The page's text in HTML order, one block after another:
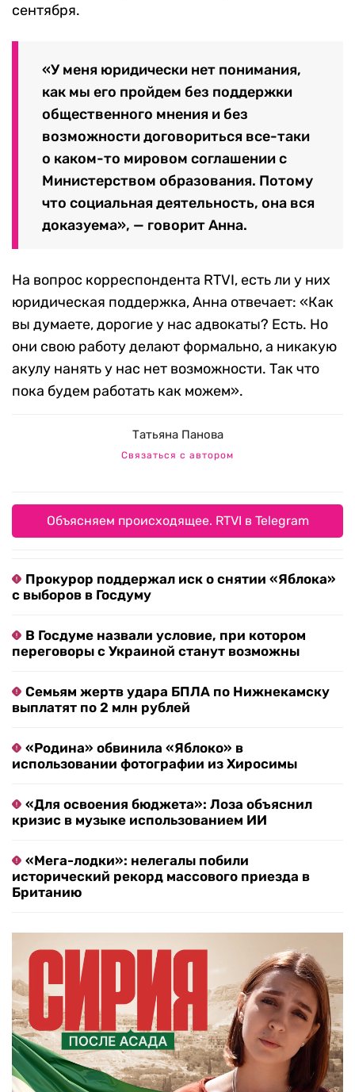
сентября.
«У меня юридически нет понимания,
как мы его пройдем без поддержки
общественного мнения и без
возможности договориться все-таки
о каком-то мировом соглашении с
Министерством образования. Потому
что социальная деятельность, она вся
доказуема», — говорит Анна.
На вопрос корреспондента RTVI, есть ли у них
юридическая поддержка, Анна отвечает: «Как
вы думаете, дорогие у нас адвокаты? Есть. Но
они свою работу делают формально, а никакую
акулу нанять у нас нет возможности. Так что
пока будем работать как можем».
Татьяна Панова
Связаться с автором
Объясняем происходящее. RTVI в Telegram
Прокурор поддержал иск о снятии «Яблока»
с выборов в Госдуму
В Госдуме назвали условие, при котором
переговоры с Украиной станут возможны
Семьям жертв удара БПЛА по Нижнекамску
выплатят по 2 млн рублей
«Родина» обвинила «Яблоко» в
использовании фотографии из Хиросимы
«Для освоения бюджета»: Лоза объяснил
кризис в музыке использованием ИИ
«Мега-лодки»: нелегалы побили
исторический рекорд массового приезда в
Британию